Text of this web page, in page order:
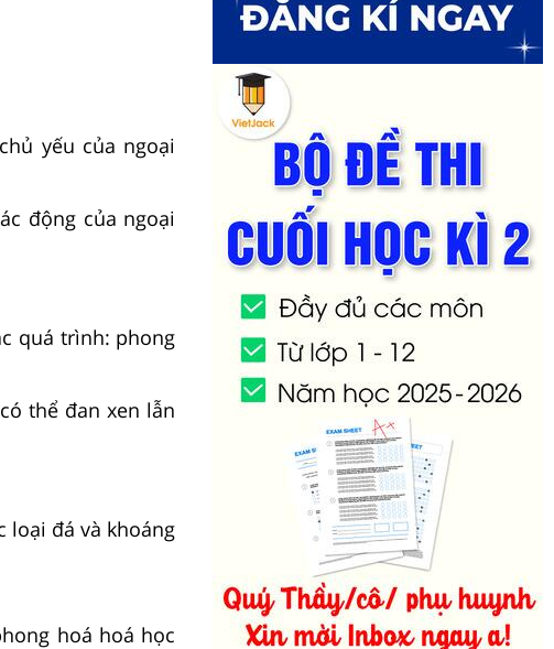
yếu của ngoại
động của ngoại
quá trình: phong
thể đan xen lẫn
loại đá và khoáng
hoá hoá học